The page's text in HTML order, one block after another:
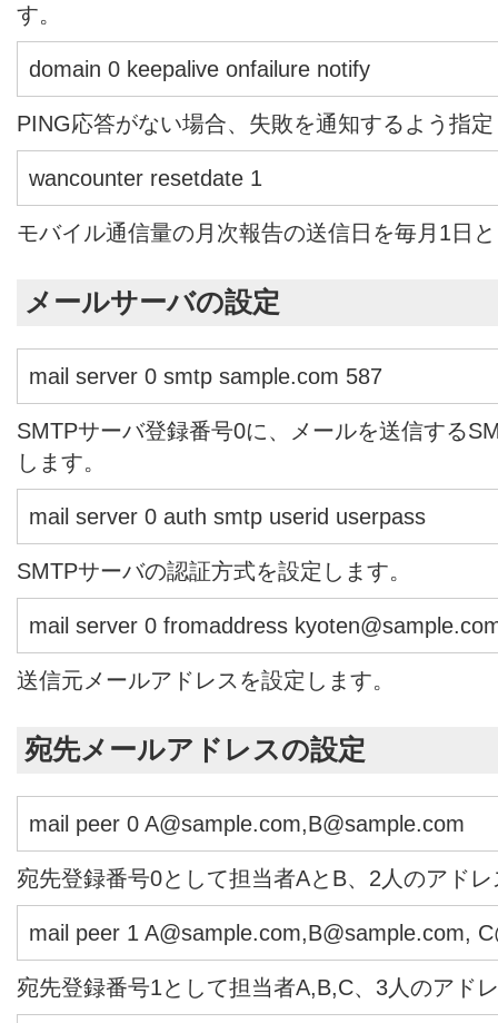
す。
domain 0 keepalive onfailure notify
PING応答がない場合、失敗を通知するよう指
wancounter resetdate 1
モバイル通信量の月次報告の送信日を毎月1日
メールサーバの設定
mail server 0 smtp sample.com 587
SMTPサーバ登録番号0に、メールを送信する
します。
mail server 0 auth smtp userid userpass
SMTPサーバの認証方式を設定します。
mail server 0 fromaddress
送信元メールアドレスを設定します。
宛先メールアドレスの設定
mail peer 0 A@sample.com,B@sample.com
宛先登録番号0として担当者AとB、2人のアド
mail peer 1 A@sample.com,B@sample.com,
宛先登録番号1として担当者A,B,C、3人のアド